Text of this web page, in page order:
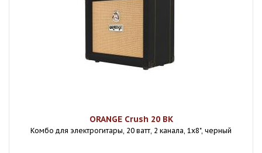
ORANGE Crush 20 BK
Комбо для электрогитары, 20 ватт, 2 канала, 1х8", черный